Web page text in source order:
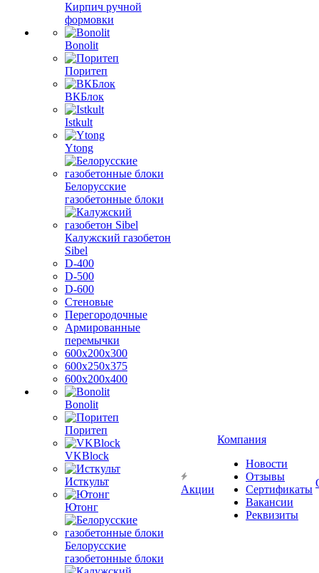
Кирпич ручной
формовки
Bonolit
Поритеп
ВКБлок
Istkult
Ytong
Белорусские
газобетонные блоки
Калужский газобетон
Sibel
D-400
D-500
D-600
Стеновые
Перегородочные
Армированные
перемычки
600х200х300
600х250х375
600х200х400
Bonolit
Поритеп
VKBlock
Исткульт
Ютонг
Белорусские
газобетонные блоки
Акции
Компания
Новости
Отзывы
Сертификаты
Вакансии
Реквизиты